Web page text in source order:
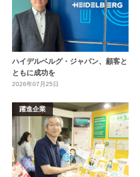
ハイデルベルグ・ジャパン、顧客と
ともに成功を
2026年07月25日
躍進企業